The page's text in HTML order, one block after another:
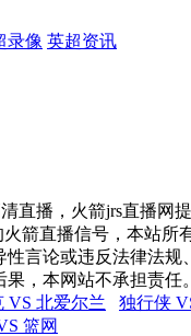
录像 英超资讯
直播，火箭jrs直播网
箭直播信号，本站所
言论或违反法律法规
，本网站不承担责任
VS 北爱尔兰
独行侠
篮网